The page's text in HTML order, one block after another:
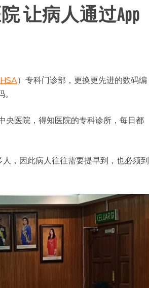
让病人通过App
HSA）专科门诊部，更换更先进的数码编
央医院，得知医院的专科诊所，每日都
，因此病人往往需要提早到，也必须到